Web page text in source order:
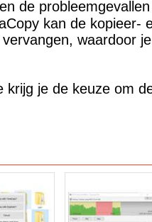
de
kan de kopieer-
waardoor
krijg je de keuze om